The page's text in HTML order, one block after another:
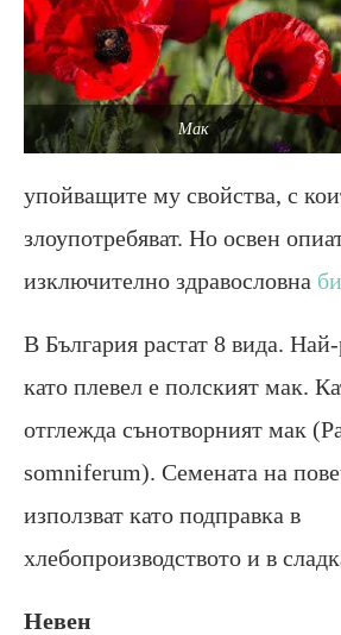
Мак
упойващите му свойства, с
злоупотребяват. Но освен
изключително здравословна
В България растат 8 вида.
като плевел е полският мак.
отглежда сънотворният мак
somniferum). Семената на
използват като подправка в
хлебопроизводството и в
Невен